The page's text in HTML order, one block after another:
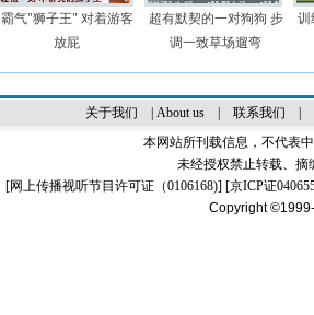
霸气"狮子王" 对着游客
放屁
超有默契的一对狗狗 步
调一致草场遛弯
训
关于我们 About us| 联系我们
本网站所刊载信息，不代表
未经授权禁止转载、摘
[网上传播视听节目许可证（0106168)] [京ICP证
Copyright